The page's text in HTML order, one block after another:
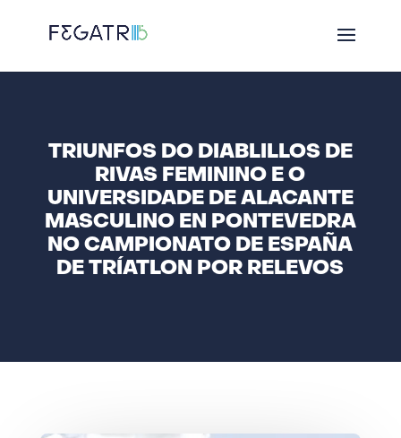
TRIUNFOS DO DIABLILLOS DE
RIVAS FEMININO E O
UNIVERSIDADE DE ALACANTE
MASCULINO EN PONTEVEDRA
NO CAMPIONATO DE ESPAÑA
DE TRÍATLON POR RELEVOS